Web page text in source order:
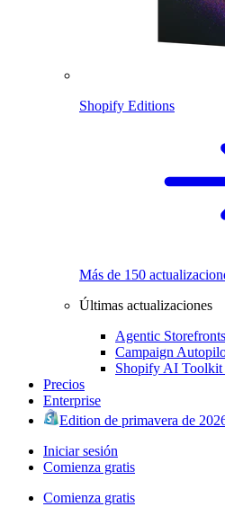
Shopify Editions
Más de 150
Últimas actualizaciones
Agentic Storefronts
Campaign
Shopify AI Toolkit
Precios
Enterprise
Edition de primavera de
Iniciar sesión
Comienza gratis
Comienza gratis